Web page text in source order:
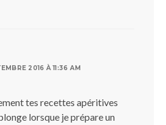
2016 À 11:36 AM
tes recettes apéritives
lorsque je prépare un